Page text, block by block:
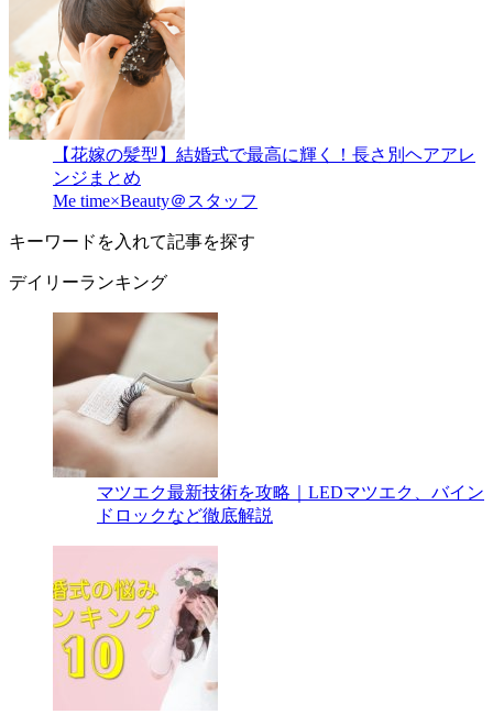
【花嫁の髪型】結婚式で最高に輝く！長さ別ヘアアレ
ンジまとめ
Me time×Beauty＠スタッフ
キーワードを入れて記事を探す
デイリーランキング
マツエク最新技術を攻略｜LEDマツエク、バイン
ドロックなど徹底解説